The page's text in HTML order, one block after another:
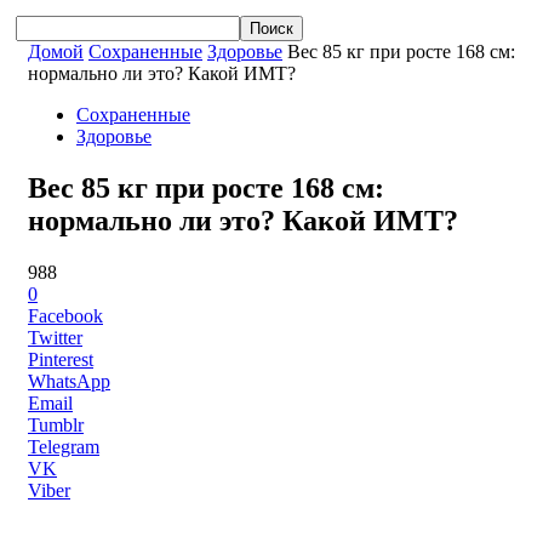
Домой Сохраненные Здоровье Вес 85 кг при росте 168 см:
нормально ли это? Какой ИМТ?
Сохраненные
Здоровье
Вес 85 кг при росте 168 см:
нормально ли это? Какой ИМТ?
988
0
Facebook
Twitter
Pinterest
WhatsApp
Email
Tumblr
Telegram
VK
Viber